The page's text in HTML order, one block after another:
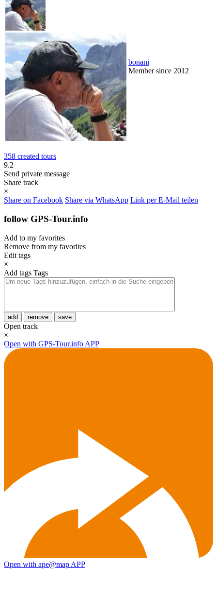
bonani
Member since 2012
358 created tours
9.2
Send private message
Share track
×
Share on Facebook Share via WhatsApp Link per E-Mail teilen
follow GPS-Tour.info
Add to my favorites
Remove from my favorites
Edit tags
×
Add tags Tags
add remove save
Open track
×
Open with GPS-Tour.info APP
Open with ape@map APP